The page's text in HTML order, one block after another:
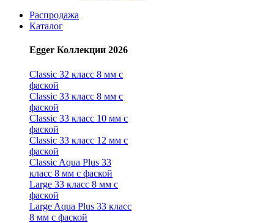
Распродажа
Каталог
Egger Коллекции 2026
Classic 32 класс 8 мм с
фаской
Classic 33 класс 8 мм с
фаской
Classic 33 класс 10 мм с
фаской
Classic 33 класс 12 мм с
фаской
Classic Aqua Plus 33
класс 8 мм с фаской
Large 33 класс 8 мм с
фаской
Large Aqua Plus 33 класс
8 мм с фаской